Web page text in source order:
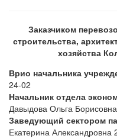
Заказчиком
строительства,
хозяйства
Врио начальника
24-02
Начальник отдела
Давыдова Ольга
Заведующий сектором
Екатерина Александровна